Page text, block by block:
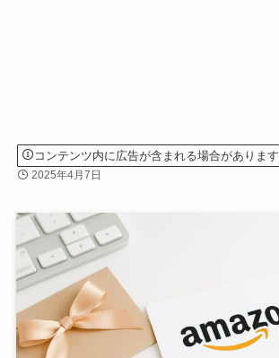
コンテンツ内に広告が含まれる場合があります
2025年4月7日